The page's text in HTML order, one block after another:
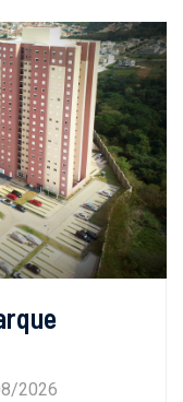
2026